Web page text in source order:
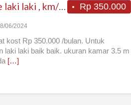
Rp 350.000
Kos keluarga, single laki laki , km/wc didalam, sukodono sidoarjo
06/2024
kost Rp 350.000 /bulan. Untuk
laki laki baik baik. ukuran kamar 3.5 m
[…]